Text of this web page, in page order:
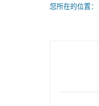
您所在的位置：